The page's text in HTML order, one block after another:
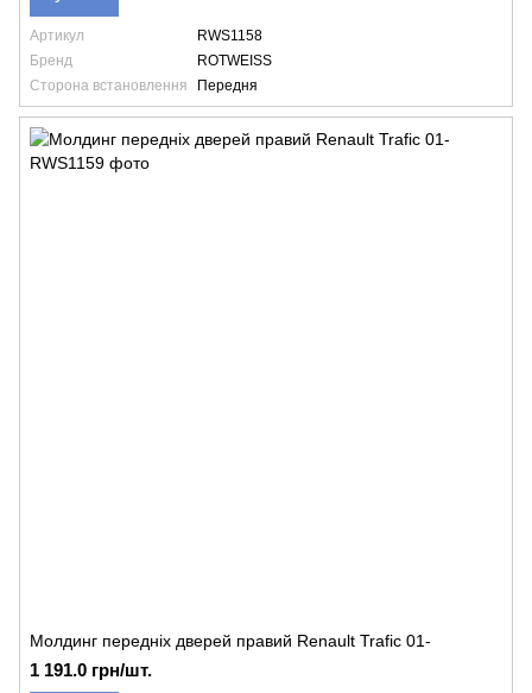
Артикул
RWS1158
Бренд
ROTWEISS
Сторона встановлення
Передня
Молдинг передніх дверей правий Renault Trafic 01-
1 191.0 грн/шт.